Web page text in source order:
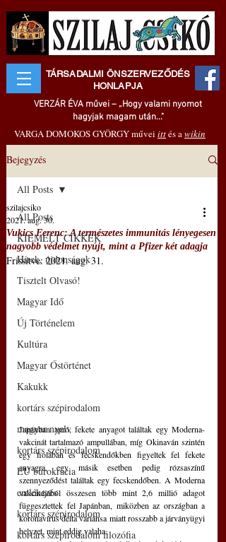
TÁRSADALMI ÖNSZERVEZŐDÉS
HONLAPJA
VERZÁR ÉVA művei – „Hogy valami nyomot
hagyjak magam után..."
VARGA DOMOKOS GYÖRGY művei ittés awikin
Bejegyzés
All Posts
KIEMELT CIKKEK
Hírek, újdonságok
Tisztelt Olvasó!
Magyar Idő
Új Történelem
Kultúra
Magyar Őstörténet
Kakukk
kortárs szépirodalom
magyar nyelv
kortárs szépirodalom
EU bürokrácia
emlékezés
kortárs szépirodalom
kortárs szépirodalom filozófia
All Posts
Vukics Ferenc: A természetes immunitás lényegesen
nagyobb védelmet nyújt, mint a Pfizer két adagja
szilajcsiko
2021. aug. 30.
Frissítve:2021. aug. 31.
Japánban apró, fekete anyagot találtak egy Moderna-
vakcinát tartalmazó ampullában, míg Okinaván szintén
egy fiolában és fecskendőkben figyeltek fel fekete
anyagra, egy másik esetben pedig rózsaszínű
szennyeződést találtak egy fecskendőben. A Moderna
vakcinájából összesen több mint 2,6 millió adagot
függesztettek fel Japánban, miközben az országban a
koronavírus delta variánsa miatt rosszabb a járványügyi
helyzet, mint eddig valaha.